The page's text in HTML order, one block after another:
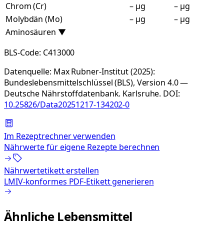
Chrom (Cr)
– µg
– µg
Molybdän (Mo)
– µg
– µg
Aminosäuren ▼
BLS-Code: C413000
Datenquelle: Max Rubner-Institut (2025):
Bundeslebensmittelschlüssel (BLS), Version 4.0 —
Deutsche Nährstoffdatenbank. Karlsruhe. DOI:
10.25826/Data20251217-134202-0
Im Rezeptrechner verwenden
Nährwerte für eigene Rezepte berechnen
Nährwertetikett erstellen
LMIV-konformes PDF-Etikett generieren
Ähnliche Lebensmittel